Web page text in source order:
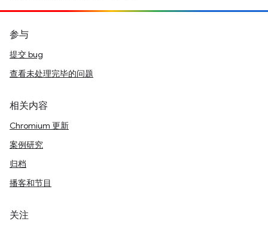
参与
提交 bug
查看未处理完毕的问题
相关内容
Chromium 更新
案例研究
归档
播客和节目
关注